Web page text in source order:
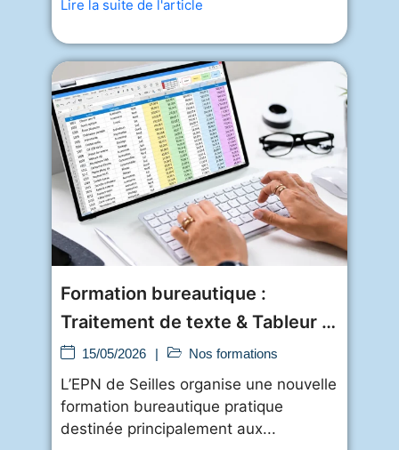
Lire la suite de l'article
Formation bureautique :
Traitement de texte & Tableur à
l’EPN de
15/05/2026 | Nos formations
L’EPN de Seilles organise une nouvelle
formation bureautique pratique
destinée principalement aux...